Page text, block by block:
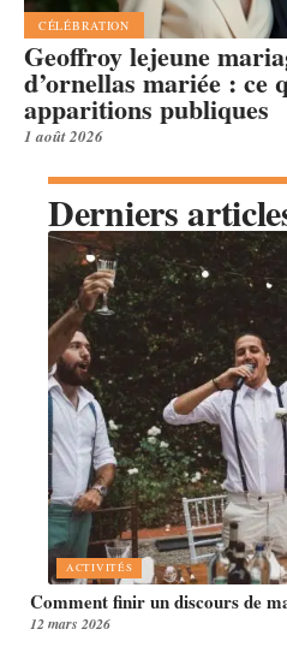
CÉLÉBRATION
Geoffroy lejeune
d’ornellas mariée : ce
apparitions publiques
1 août 2026
Derniers
ACTIVITÉS
Comment finir un discours de
12 mars 2026